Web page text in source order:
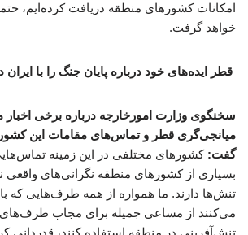
امکانات کشورهای منطقه دریافت کرده‌ایم،
خواهد گرفت.
قطر ایده‌های خود درباره پایان جنگ را با
سخنگوی وزارت امورخارجه درباره برخی
میانجی‌گری قطر و تماس‌های مقامات این کشور
گفت: کشورهای مختلفی در این زمینه
بسیاری از کشورهای منطقه نگرانی‌های واقعی
تنش‌ها دارند. ما همواره از همه طرف‌هایی که
می‌کنند از مساعی جمیله برای مجاب طرف‌های
تنش‌آفرینی در منطقه استفاده کنند، قدردانی